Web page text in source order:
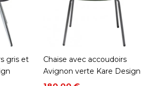
gris et
Chaise avec accoudoirs
Avignon verte Kare Design